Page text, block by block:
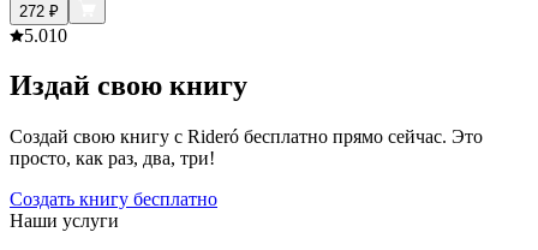
272 ₽
5.010
Издай свою книгу
Создай свою книгу с Rideró бесплатно прямо сейчас. Это
просто, как раз, два, три!
Создать книгу бесплатно
Наши услуги